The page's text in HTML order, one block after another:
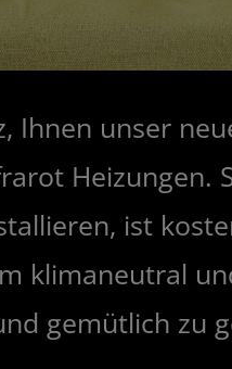
Ihnen unser
Heizungen.
ist
klimaneutral
gemütlich zu